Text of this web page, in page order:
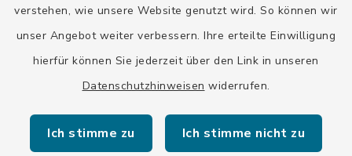
verstehen, wie unsere Website genutzt wird. So können wir
unser Angebot weiter verbessern. Ihre erteilte Einwilligung
hierfür können Sie jederzeit über den Link in unseren
Datenschutzhinweisen widerrufen.
Ich stimme zu Ich stimme nicht zu
Barrierefreiheit